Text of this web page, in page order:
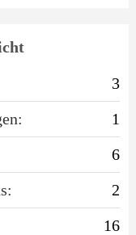
3
1
6
2
16